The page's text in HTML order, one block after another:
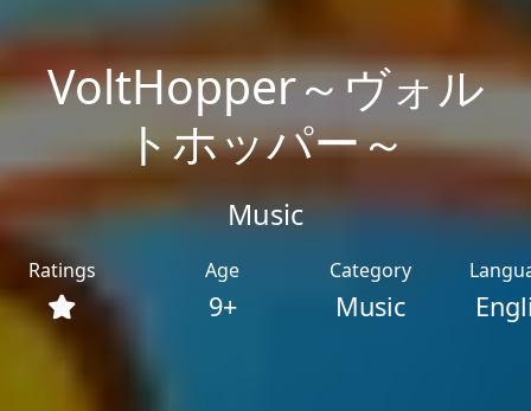
VoltHopper～ヴォル
トホッパー～
Music
Ratings Age
9+
Category
Music